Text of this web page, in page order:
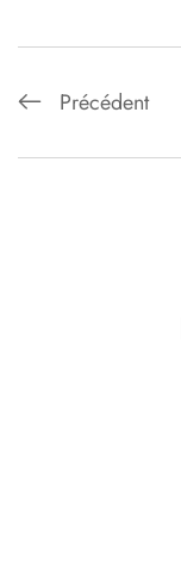
Précédent